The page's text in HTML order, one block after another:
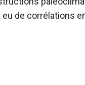
de corrélations